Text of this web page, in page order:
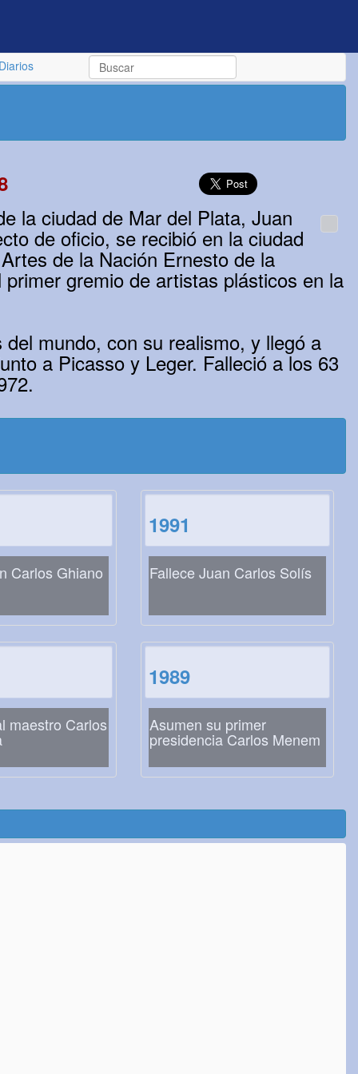
Diarios
la ciudad de Mar del Plata, Juan
de oficio, se recibió en la ciudad
de la Nación Ernesto de la
gremio de artistas plásticos en la
mundo, con su realismo, y llegó a
a Picasso y Leger. Falleció a los 63
Carlos Ghiano
1991
Fallece Juan Carlos Solís
maestro Carlos
1989
Asumen su primer
presidencia Carlos Menem